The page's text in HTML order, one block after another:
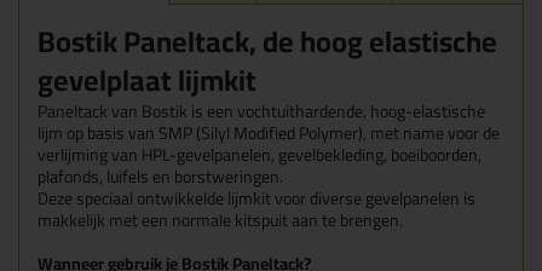
Bostik Paneltack, de hoog elastische
gevelplaat lijmkit
Paneltack van Bostik is een vochtuithardende, hoog-elastische
lijm op basis van SMP (Silyl Modified Polymer), met name voor de
verlijming van HPL-gevelpanelen, gevelbekleding, boeiboorden,
plafonds, luifels en borstweringen.
Deze speciaal ontwikkelde lijmkit voor diverse gevelpanelen is
makkelijk met een normale kitspuit aan te brengen.
Wanneer gebruik je Bostik Paneltack?